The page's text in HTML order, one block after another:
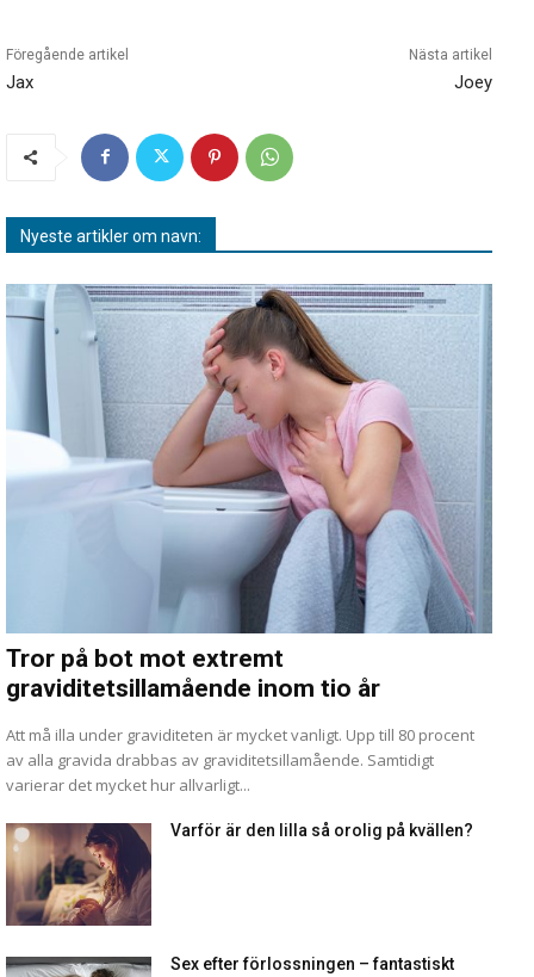
Föregående artikel
Jax
Nästa artikel
Joey
Nyeste artikler om navn:
Tror på bot mot extremt
graviditetsillamående inom tio år
Att må illa under graviditeten är mycket vanligt. Upp till 80 procent
av alla gravida drabbas av graviditetsillamående. Samtidigt
varierar det mycket hur allvarligt...
Varför är den lilla så orolig på kvällen?
Sex efter förlossningen – fantastiskt